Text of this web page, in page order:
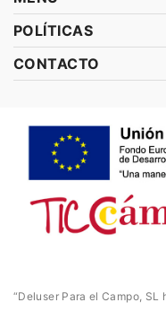
POLÍTICAS
CONTACTO
“Deluser Para el Campo,